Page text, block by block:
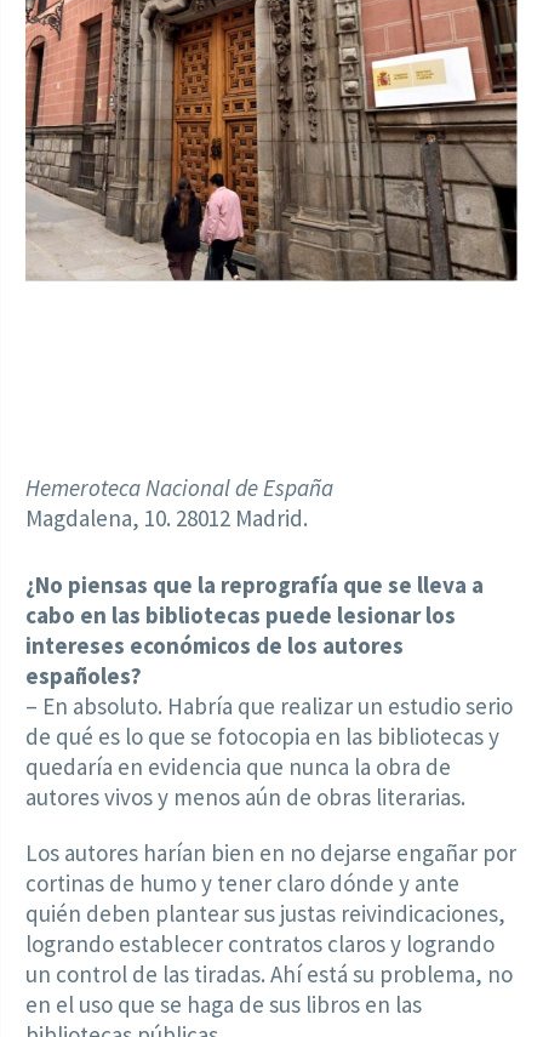
Hemeroteca Nacional de España
Magdalena, 10. 28012 Madrid.
¿No piensas que la reprografía que se lleva a
cabo en las bibliotecas puede lesionar los
intereses económicos de los autores
españoles?
– En absoluto. Habría que realizar un estudio serio
de qué es lo que se fotocopia en las bibliotecas y
quedaría en evidencia que nunca la obra de
autores vivos y menos aún de obras literarias.
Los autores harían bien en no dejarse engañar por
cortinas de humo y tener claro dónde y ante
quién deben plantear sus justas reivindicaciones,
logrando establecer contratos claros y logrando
un control de las tiradas. Ahí está su problema, no
en el uso que se haga de sus libros en las